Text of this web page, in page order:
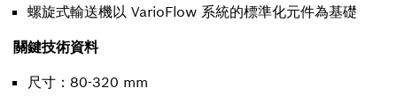
螺旋式輸送機以 VarioFlow 系統的標準化元件為基礎
關鍵技術資料
尺寸：80-320 mm